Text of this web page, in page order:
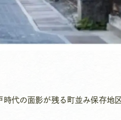
代の面影が残る町並み保存地